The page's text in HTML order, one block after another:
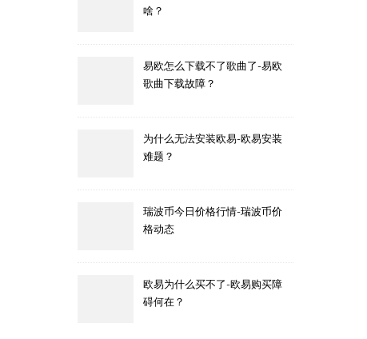
啥？
易欧怎么下载不了歌曲了-易欧
歌曲下载故障？
为什么无法安装欧易-欧易安装
难题？
瑞波币今日价格行情-瑞波币价
格动态
欧易为什么买不了-欧易购买障
碍何在？